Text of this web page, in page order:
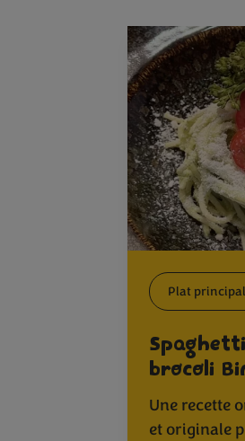
Plat
brocoli
Une recette
et originale